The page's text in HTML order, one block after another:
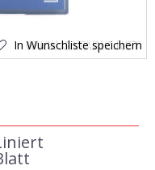
In Wunschliste speichern